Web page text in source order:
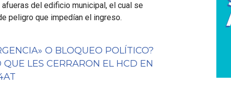
del edificio municipal, el cual se
peligro que impedían el ingreso.
O BLOQUEO POLÍTICO?
LES CERRARON EL HCD EN